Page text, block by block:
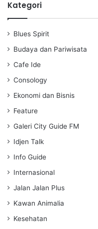
a
Kategori
Blues Spirit
Budaya dan Pariwisata
Cafe Ide
Consology
Ekonomi dan Bisnis
Feature
Galeri City Guide FM
Idjen Talk
Info Guide
Internasional
Jalan Jalan Plus
Kawan Animalia
Kesehatan